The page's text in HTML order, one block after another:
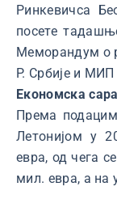
Ринкевичса
посете
Меморандум о
Р. Србије и МИП
Економска
Према
Летонијом у
евра, од чега
мил. евра, а на